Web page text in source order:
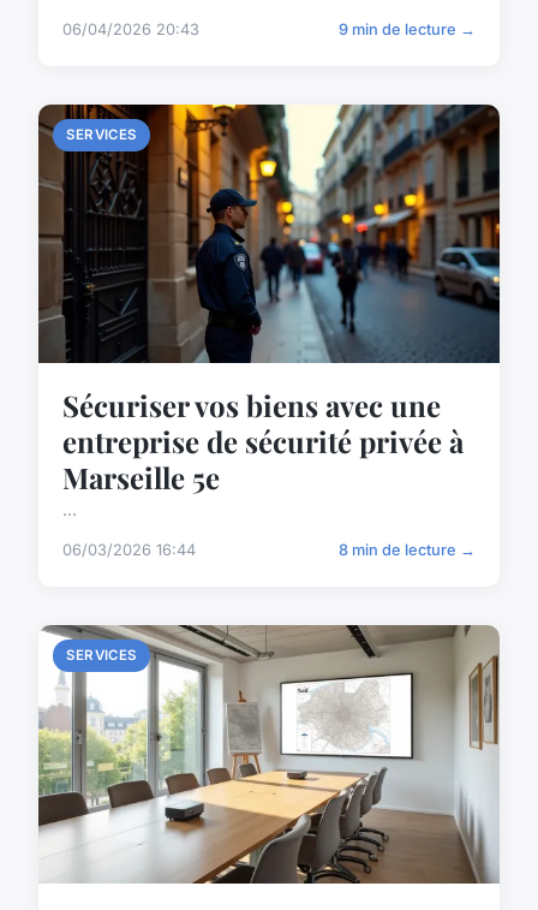
06/04/2026 20:43 9 min de lecture →
SERVICES
Sécuriser vos biens avec une
entreprise de sécurité privée à
Marseille 5e
...
06/03/2026 16:44 8 min de lecture →
SERVICES